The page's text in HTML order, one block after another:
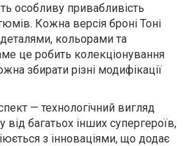
особливу привабливість
Кожна версія броні Тоні
деталями, кольорами та
це робить колекціонування
збирати різні модифікації
— технологічний вигляд
від багатьох інших супергероїв,
з інноваціями, що додає